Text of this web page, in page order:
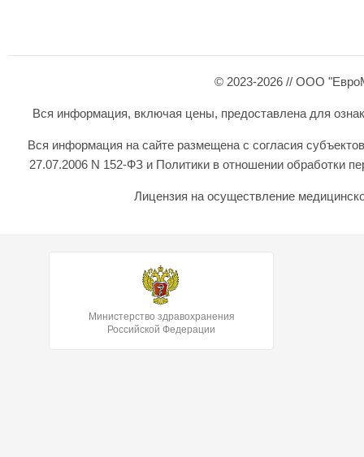
© 2023-2026 // ООО
Вся информация, включая цены, предоставлена для
Вся информация на сайте размещена с согласия
27.07.2006 N 152-ФЗ и Политики в отношении обработки
Лицензия на осуществление
Министерство здравохранения
Российской Федерации